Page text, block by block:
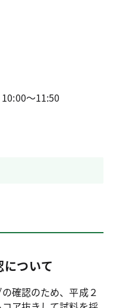
～11:50
ついて
確認のため、平成２